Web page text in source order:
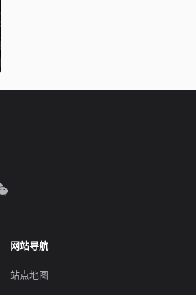
网站导航
站点地图